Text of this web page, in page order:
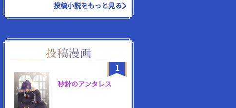
投稿小説をもっと見る
1
秒針のアンタレス